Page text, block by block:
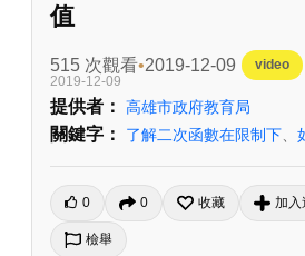
值
515 次觀看 2019-12-09
video
2019-12-09
提供者： 高雄市政府教育局
關鍵字： 了解二次函數在限制下
0 0 收藏 加入
檢舉